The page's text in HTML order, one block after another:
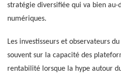
stratégie diversifiée qui va bien au-
numériques.
Les investisseurs et observateurs
souvent sur la capacité des
rentabilité lorsque la hype autour